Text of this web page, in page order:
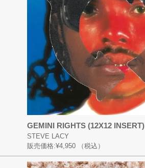
GEMINI RIGHTS (12X12 INSERT)
STEVE LACY
販売価格:¥4,950 （税込）